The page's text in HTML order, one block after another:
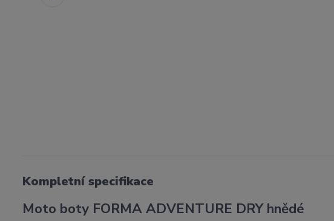
Kompletní specifikace
Moto boty FORMA ADVENTURE DRY hnědé